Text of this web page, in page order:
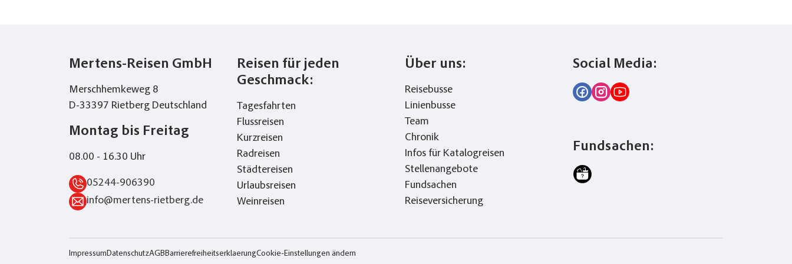
Mertens-Reisen GmbH
Merschhemkeweg 8
D-33397 Rietberg Deutschland
Montag bis Freitag
08.00 - 16.30 Uhr
05244-906390
info@mertens-rietberg.de
Reisen für jeden
Geschmack:
Tagesfahrten
Flussreisen
Kurzreisen
Radreisen
Städtereisen
Urlaubsreisen
Weinreisen
Über uns:
Reisebusse
Linienbusse
Team
Chronik
Infos für Katalogreisen
Stellenangebote
Fundsachen
Reiseversicherung
Social Media:
Fundsachen:
Impressum DatenschutzAGB BarrierefreiheitserklaerungCookie-Einstellungen ändern